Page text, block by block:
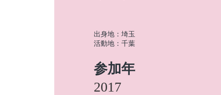
出身地：埼玉
活動地：千葉
参加年
2017